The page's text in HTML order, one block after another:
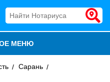
МЕНЮ
Сарань